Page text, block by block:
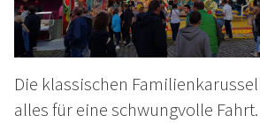
Die klassischen
alles für eine schwungvolle